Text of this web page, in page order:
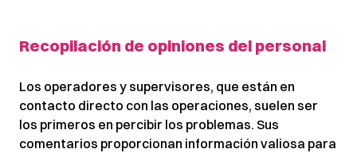
Recopilación de opiniones del personal
Los operadores y supervisores, que están en
contacto directo con las operaciones, suelen ser
los primeros en percibir los problemas. Sus
comentarios proporcionan información valiosa para